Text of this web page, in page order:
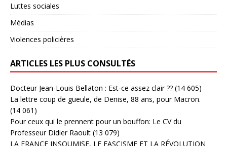
Luttes sociales
Médias
Violences policières
ARTICLES LES PLUS CONSULTÉS
Docteur Jean-Louis Bellaton : Est-ce assez clair ?? (14 605)
La lettre coup de gueule, de Denise, 88 ans, pour Macron.
(14 061)
Pour ceux qui le prennent pour un bouffon: Le CV du
Professeur Didier Raoult (13 079)
LA FRANCE INSOUMISE, LE FASCISME ET LA RÉVOLUTION